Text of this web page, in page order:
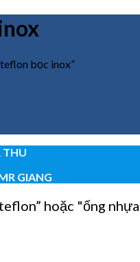
bọc inox”
THU
GIANG
hoặc "ống